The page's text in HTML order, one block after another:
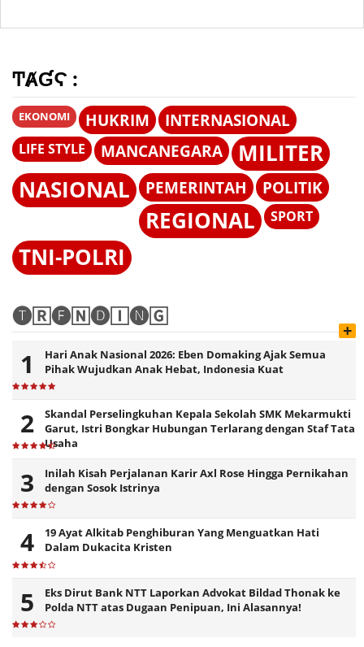
ͲȺƓϚ :
EKONOMI HUKRIM INTERNASIONAL
LIFE STYLE MANCANEGARA
MILITER
NASIONAL
PEMERINTAH POLITIK
REGIONAL SPORT
TNI-POLRI
🅣🅁🅔🄽🅓🄸🅝🄶
+
Hari Anak Nasional 2026: Eben Domaking Ajak Semua
Pihak Wujudkan Anak Hebat, Indonesia Kuat
Skandal Perselingkuhan Kepala Sekolah SMK Mekarmukti
Garut, Istri Bongkar Hubungan Terlarang dengan Staf Tata
Usaha
Inilah Kisah Perjalanan Karir Axl Rose Hingga Pernikahan
dengan Sosok Istrinya
19 Ayat Alkitab Penghiburan Yang Menguatkan Hati
Dalam Dukacita Kristen
Eks Dirut Bank NTT Laporkan Advokat Bildad Thonak ke
Polda NTT atas Dugaan Penipuan, Ini Alasannya!